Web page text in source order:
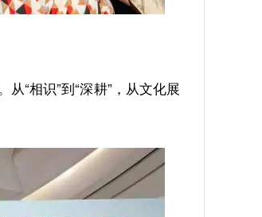
“相识”到“深耕”，从文化展